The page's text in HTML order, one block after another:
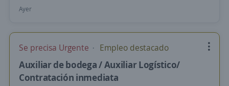
Ayer
Se precisa Urgente Empleo destacado
Auxiliar de bodega / Auxiliar Logístico/
Contratación inmediata